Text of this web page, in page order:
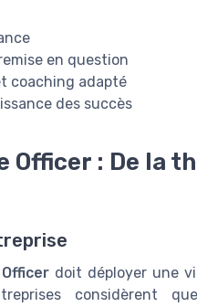
en question
coaching adapté
des succès
: De la
doit déployer une
considèrent